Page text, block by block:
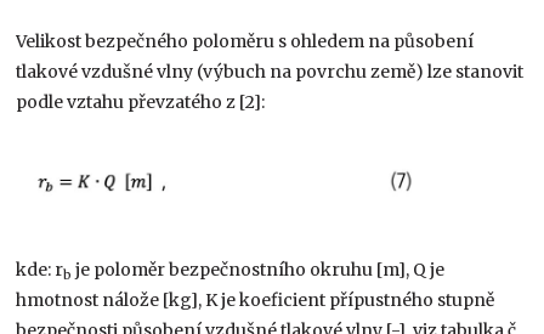
Velikost bezpečného poloměru s ohledem na působení
tlakové vzdušné vlny (výbuch na povrchu země) lze stanovit
podle vztahu převzatého z [2]:
kde: rb je poloměr bezpečnostního okruhu [m], Q je
hmotnost nálože [kg], K je koeficient přípustného stupně